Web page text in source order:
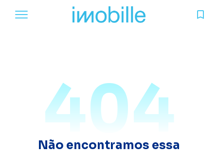
404
Não encontramos essa